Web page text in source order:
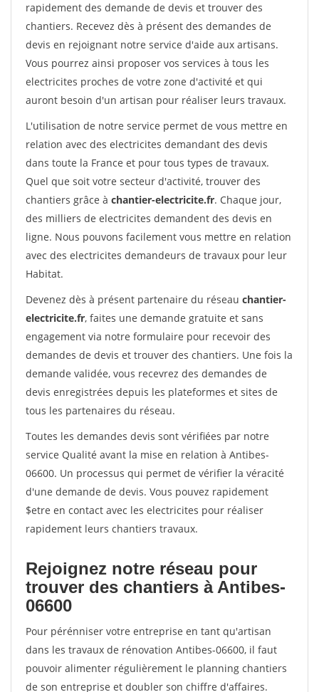
rapidement des demande de devis et trouver des
chantiers. Recevez dès à présent des demandes de
devis en rejoignant notre service d'aide aux artisans.
Vous pourrez ainsi proposer vos services à tous les
electricites proches de votre zone d'activité et qui
auront besoin d'un artisan pour réaliser leurs travaux.
L'utilisation de notre service permet de vous mettre en
relation avec des electricites demandant des devis
dans toute la France et pour tous types de travaux.
Quel que soit votre secteur d'activité, trouver des
chantiers grâce à chantier-electricite.fr. Chaque jour,
des milliers de electricites demandent des devis en
ligne. Nous pouvons facilement vous mettre en relation
avec des electricites demandeurs de travaux pour leur
Habitat.
Devenez dès à présent partenaire du réseau chantier-
electricite.fr, faites une demande gratuite et sans
engagement via notre formulaire pour recevoir des
demandes de devis et trouver des chantiers. Une fois la
demande validée, vous recevrez des demandes de
devis enregistrées depuis les plateformes et sites de
tous les partenaires du réseau.
Toutes les demandes devis sont vérifiées par notre
service Qualité avant la mise en relation à Antibes-
06600. Un processus qui permet de vérifier la véracité
d'une demande de devis. Vous pouvez rapidement
$etre en contact avec les electricites pour réaliser
rapidement leurs chantiers travaux.
Rejoignez notre réseau pour
trouver des chantiers à Antibes-
06600
Pour pérénniser votre entreprise en tant qu'artisan
dans les travaux de rénovation Antibes-06600, il faut
pouvoir alimenter régulièrement le planning chantiers
de son entreprise et doubler son chiffre d'affaires.